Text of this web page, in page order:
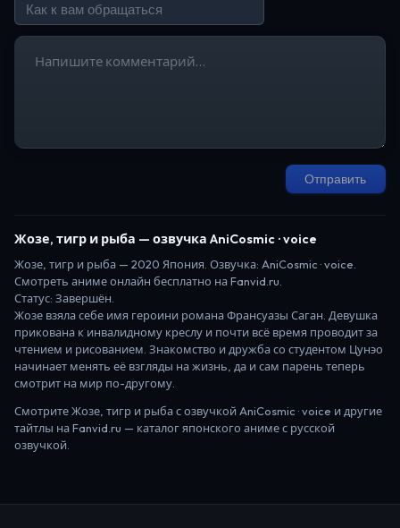
Отправить
Жозе, тигр и рыба — озвучка AniCosmic · voice
Жозе, тигр и рыба — 2020 Япония. Озвучка: AniCosmic · voice.
Смотреть аниме онлайн бесплатно на Fanvid.ru.
Статус: Завершён.
Жозе взяла себе имя героини романа Франсуазы Саган. Девушка
прикована к инвалидному креслу и почти всё время проводит за
чтением и рисованием. Знакомство и дружба со студентом Цунэо
начинает менять её взгляды на жизнь, да и сам парень теперь
смотрит на мир по-другому.
СмотритеЖозе, тигр и рыба с озвучкой AniCosmic · voice и другие
тайтлы на Fanvid.ru — каталог японского аниме с русской
озвучкой.